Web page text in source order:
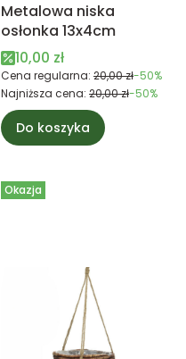
Metalowa niska
osłonka 13x4cm
Cena promocyjna
10,00 zł
Cena regularna: 20,00 zł-50%
Najniższa cena: 20,00 zł-50%
Do koszyka
Okazja